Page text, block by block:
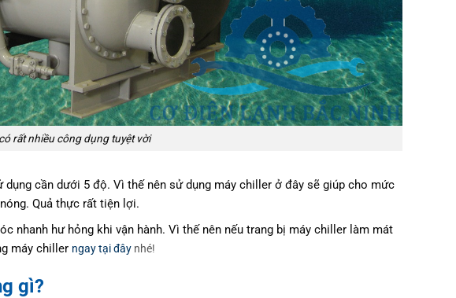
rất nhiều công dụng tuyệt vời
cần dưới 5 độ. Vì thế nên sử dụng máy chiller ở đây sẽ giúp cho mức
Quả thực rất tiện lợi.
nhanh hư hỏng khi vận hành. Vì thế nên nếu trang bị máy chiller làm mát
máy chiller ngay tại đâynhé!
gì?